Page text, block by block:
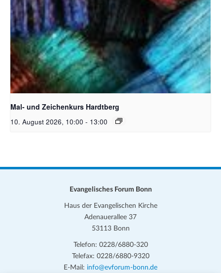
Unsplash_RhondaK Native Florida Folk Artist
Mal- und Zeichenkurs Hardtberg
10. August 2026, 10:00 - 13:00
Evangelisches Forum Bonn
Haus der Evangelischen Kirche
Adenauerallee 37
53113 Bonn
Telefon: 0228/6880-320
Telefax: 0228/6880-9320
E-Mail: info@evforum-bonn.de